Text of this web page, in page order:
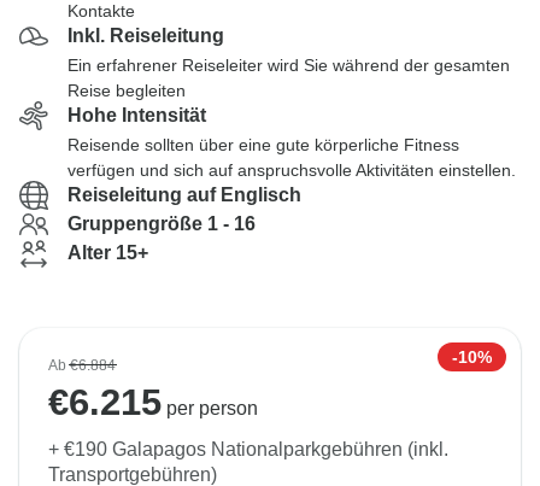
Kontakte
Inkl. Reiseleitung
Ein erfahrener Reiseleiter wird Sie während der gesamten
Reise begleiten
Hohe Intensität
Reisende sollten über eine gute körperliche Fitness
verfügen und sich auf anspruchsvolle Aktivitäten einstellen.
Reiseleitung auf Englisch
Gruppengröße 1 - 16
Alter 15+
Ab€6.884 -10%
€6.215 per person
+ €190 Galapagos Nationalparkgebühren (inkl.
Transportgebühren)